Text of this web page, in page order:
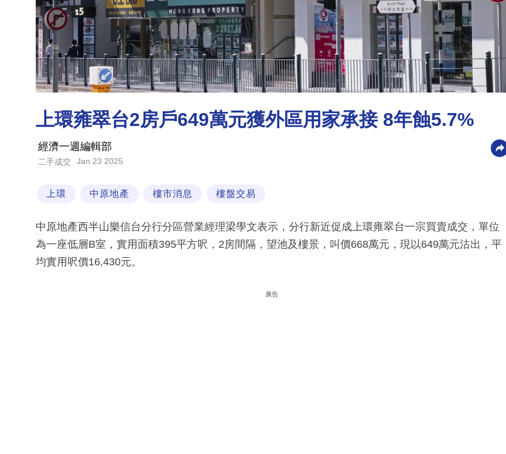
上環雍翠台2房戶649萬元獲外區用家承接 8年蝕5.7%
經濟一週編輯部
二手成交 Jan 23 2025
上環 中原地產 樓市消息 樓盤交易
中原地產西半山樂信台分行分區營業經理梁學文表示，分行新近促成上環雍翠台一宗買賣成交，單位
為一座低層B室，實用面積395平方呎，2房間隔，望池及樓景，叫價668萬元，現以649萬元沽出，平
均實用呎價16,430元。
廣告